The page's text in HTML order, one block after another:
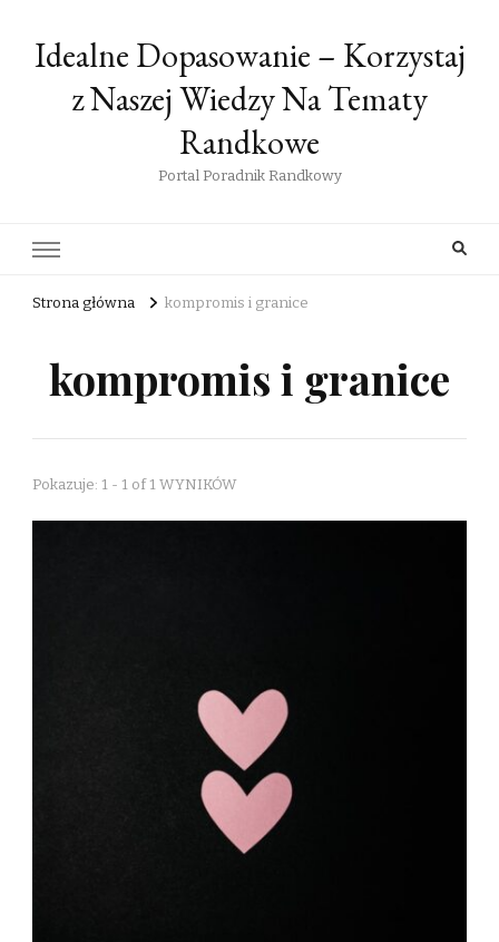
Idealne Dopasowanie – Korzystaj
z Naszej Wiedzy Na Tematy
Randkowe
Portal Poradnik Randkowy
Strona główna kompromis i granice
kompromis i granice
Pokazuje: 1 - 1 of 1 WYNIKÓW